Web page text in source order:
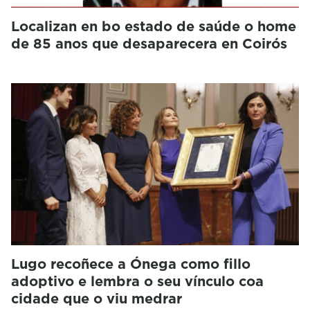
Localizan en bo estado de saúde o home
de 85 anos que desaparecera en Coirós
Lugo recoñece a Ónega como fillo
adoptivo e lembra o seu vínculo coa
cidade que o viu medrar